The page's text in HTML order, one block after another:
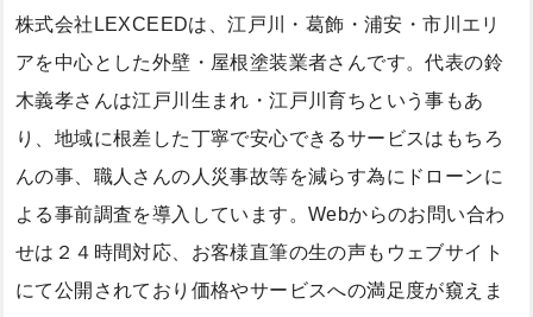
株式会社LEXCEEDは、江戸川・葛飾・浦安・市川エリ
アを中心とした外壁・屋根塗装業者さんです。代表の鈴
木義孝さんは江戸川生まれ・江戸川育ちという事もあ
り、地域に根差した丁寧で安心できるサービスはもちろ
んの事、職人さんの人災事故等を減らす為にドローンに
よる事前調査を導入しています。Webからのお問い合わ
せは２４時間対応、お客様直筆の生の声もウェブサイト
にて公開されており価格やサービスへの満足度が窺えま